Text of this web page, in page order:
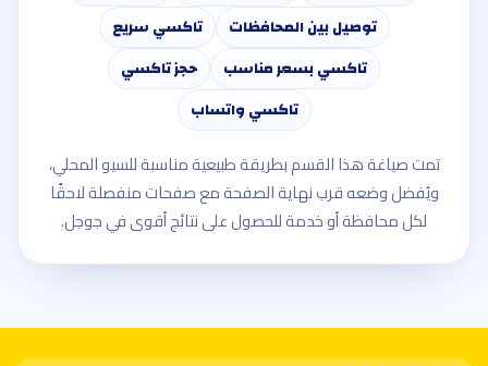
توصيل بين المحافظات
تاكسي سريع
تاكسي بسعر مناسب
حجز تاكسي
تاكسي واتساب
تمت صياغة هذا القسم بطريقة طبيعية مناسبة للسيو المحلي،
ويُفضل وضعه قرب نهاية الصفحة مع صفحات منفصلة لاحقًا
لكل محافظة أو خدمة للحصول على نتائج أقوى في جوجل.